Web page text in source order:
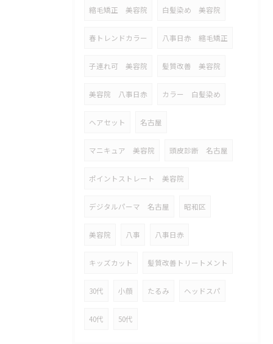
縮毛矯正 美容院 白髪染め 美容院
春トレンドカラー 八事日赤 縮毛矯正
子連れ可 美容院 髪質改善 美容院
美容院 八事日赤 カラー 白髪染め
ヘアセット 名古屋
マニキュア 美容院 頭皮診断 名古屋
ポイントストレート 美容院
デジタルパーマ 名古屋 昭和区
美容院 八事 八事日赤
キッズカット 髪質改善トリートメント
30代 小顔 たるみ ヘッドスパ
40代 50代